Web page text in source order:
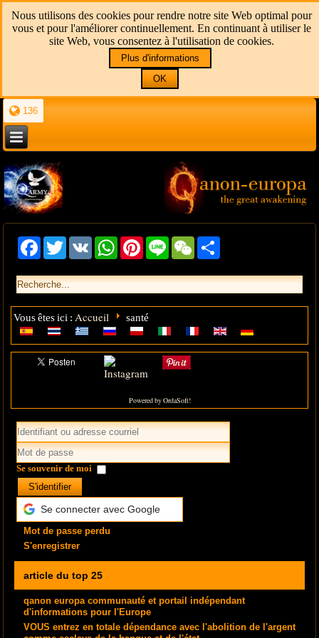
Nous utilisons des cookies pour rendre notre site Web optimal pour
vous et pour l'améliorer continuellement. En continuant à utiliser le
site Web, vous consentez à l'utilisation de cookies.
Plus d'informations
OK
136
Facebook
Twitter VK WhatsAppPinterestLine WeChat
Vous êtes ici : Accueil santé
Powered by OrdaSoft!
Se souvenir de moi
S'identifier
Se connecter avec Google
Mot de passe perdu
S'enregistrer
article du top 25
qanon europa communauté et portail indépendant
d'informations pour l'Europe
VOUS entrez en totale dépendance avec l'abolition de l'argent